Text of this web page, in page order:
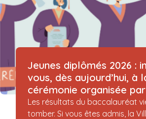
Jeunes diplômés 2026 :
vous, dès aujourd’hui, à
cérémonie organisée
Les résultats du baccalauréat
tomber. Si vous êtes admis, la